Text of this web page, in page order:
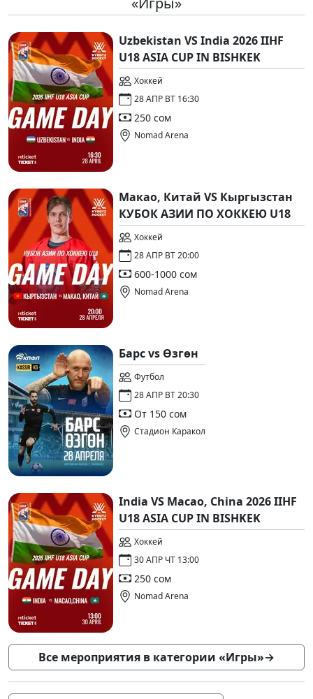
Uzbekistan VS India 2026 IIHF
U18 ASIA CUP IN BISHKEK
Хоккей
28 АПР ВТ 16:30
250 сом
Nomad Arena
Макао, Китай VS Кыргызстан
КУБОК АЗИИ ПО ХОККЕЮ U18
Хоккей
28 АПР ВТ 20:00
600-1000 сом
Nomad Arena
Барс vs Өзгөн
Футбол
28 АПР ВТ 20:30
От 150 сом
Стадион Каракол
India VS Macao, China 2026 IIHF
U18 ASIA CUP IN BISHKEK
Хоккей
30 АПР ЧТ 13:00
250 сом
Nomad Arena
Все мероприятия в категории «Игры»→